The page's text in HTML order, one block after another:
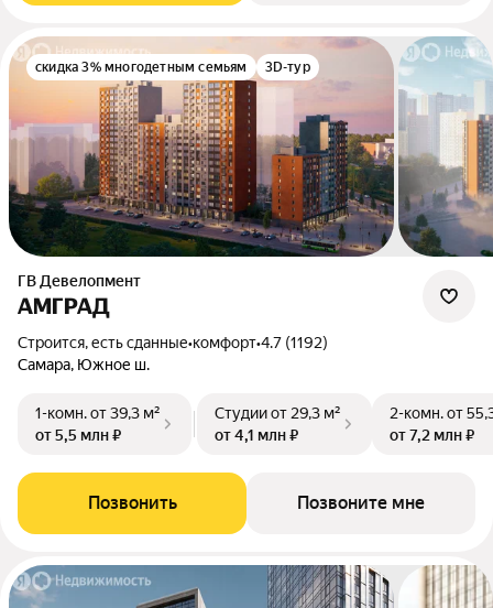
скидка 3% многодетным семьям 3D-тур
ГВ Девелопмент
АМГРАД
Строится, есть сданные•комфорт•4.7 (1192)
Самара, Южное ш.
1-комн.от 39,3 м²
от 5,5 млн ₽
Студииот 29,3 м²
от 4,1 млн ₽
2-комн.от
от 7,2 млн ₽
Позвонить Позвоните мне